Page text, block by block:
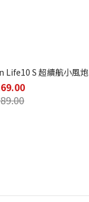
Life10 S 超續航小風炮